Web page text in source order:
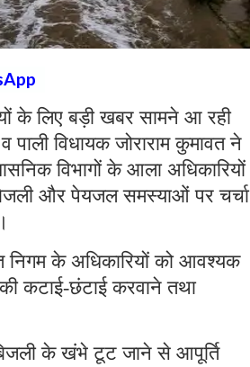
के लिए बड़ी खबर सामने आ रही
विधायक जोराराम कुमावत ने
विभागों के आला अधिकारियों
और पेयजल समस्याओं पर चर्चा
निगम के अधिकारियों को आवश्यक
कटाई-छंटाई करवाने तथा
के खंभे टूट जाने से आपूर्ति